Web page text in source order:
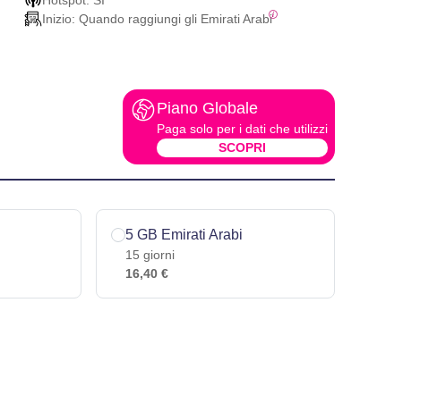
Inizio: Quando raggiungi gli Emirati Arabi
Piano Globale
Paga solo per i dati che utilizzi
SCOPRI
5 GB Emirati Arabi
15 giorni
16,40 €